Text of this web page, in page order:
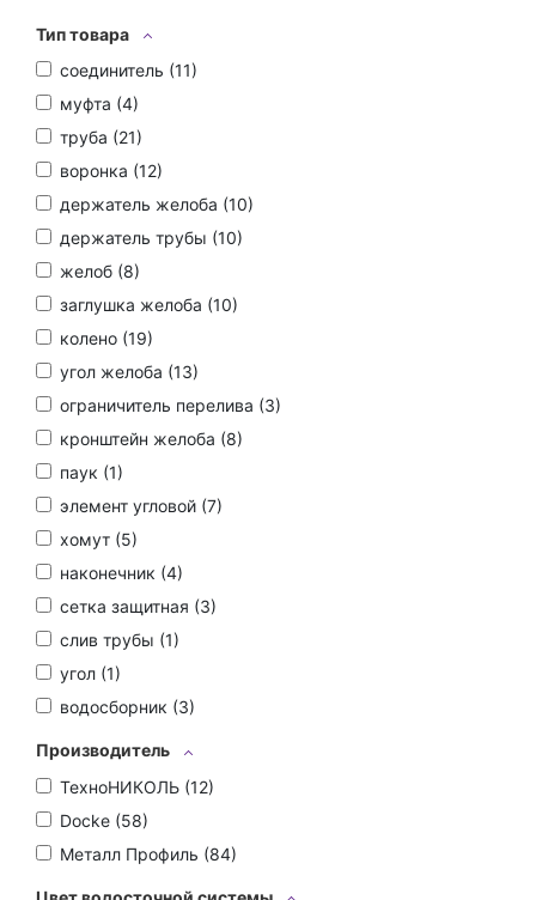
Тип товара
соединитель (11)
муфта (4)
труба (21)
воронка (12)
держатель желоба (10)
держатель трубы (10)
желоб (8)
заглушка желоба (10)
колено (19)
угол желоба (13)
ограничитель перелива (3)
кронштейн желоба (8)
паук (1)
элемент угловой (7)
хомут (5)
наконечник (4)
сетка защитная (3)
слив трубы (1)
угол (1)
водосборник (3)
Производитель
ТехноНИКОЛЬ (12)
Docke (58)
Металл Профиль (84)